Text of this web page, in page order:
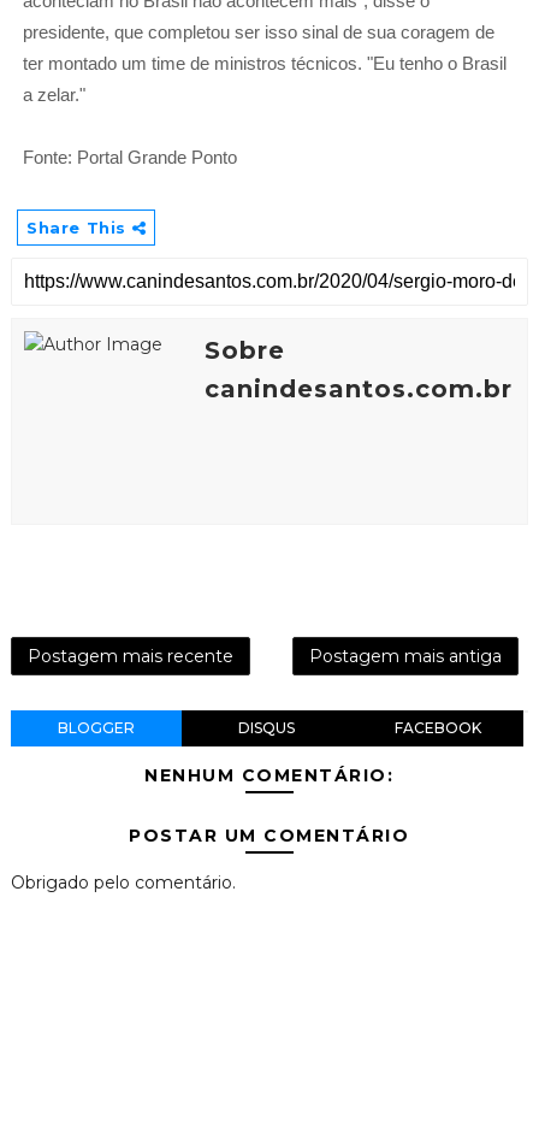
presidente, que completou ser isso sinal de sua coragem de
ter montado um time de ministros técnicos. "Eu tenho o Brasil
a zelar."
Fonte: Portal Grande Ponto
Share This
Sobre
canindesantos.com.br
Postagem mais recente Postagem mais antiga
BLOGGER DISQUS FACEBOOK
NENHUM COMENTÁRIO:
POSTAR UM COMENTÁRIO
Obrigado pelo comentário.